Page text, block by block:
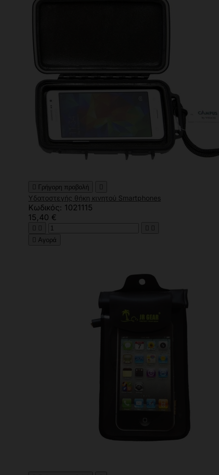
 Γρήγορη προβολή 
Υδατοστεγής θήκη κινητού Smartphones
Κωδικός: 1021115
15,40 €
   
 Αγορά